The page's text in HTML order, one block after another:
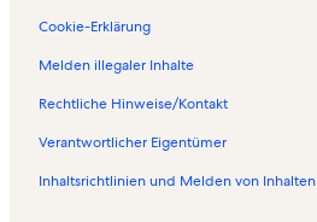
Cookie-Erklärung
Melden illegaler Inhalte
Rechtliche Hinweise/Kontakt
Verantwortlicher Eigentümer
Inhaltsrichtlinien und Melden von Inhalten